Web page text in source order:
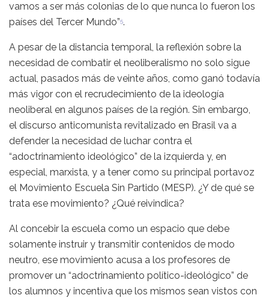
vamos a ser más colonias de lo que nunca lo fueron los
países del Tercer Mundo”5.
A pesar de la distancia temporal, la reflexión sobre la
necesidad de combatir el neoliberalismo no solo sigue
actual, pasados más de veinte años, como ganó todavía
más vigor con el recrudecimiento de la ideología
neoliberal en algunos países de la región. Sin embargo,
el discurso anticomunista revitalizado en Brasil va a
defender la necesidad de luchar contra el
“adoctrinamiento ideológico” de la izquierda y, en
especial, marxista, y a tener como su principal portavoz
el Movimiento Escuela Sin Partido (MESP). ¿Y de qué se
trata ese movimiento? ¿Qué reivindica?
Al concebir la escuela como un espacio que debe
solamente instruir y transmitir contenidos de modo
neutro, ese movimiento acusa a los profesores de
promover un “adoctrinamiento político-ideológico” de
los alumnos y incentiva que los mismos sean vistos con